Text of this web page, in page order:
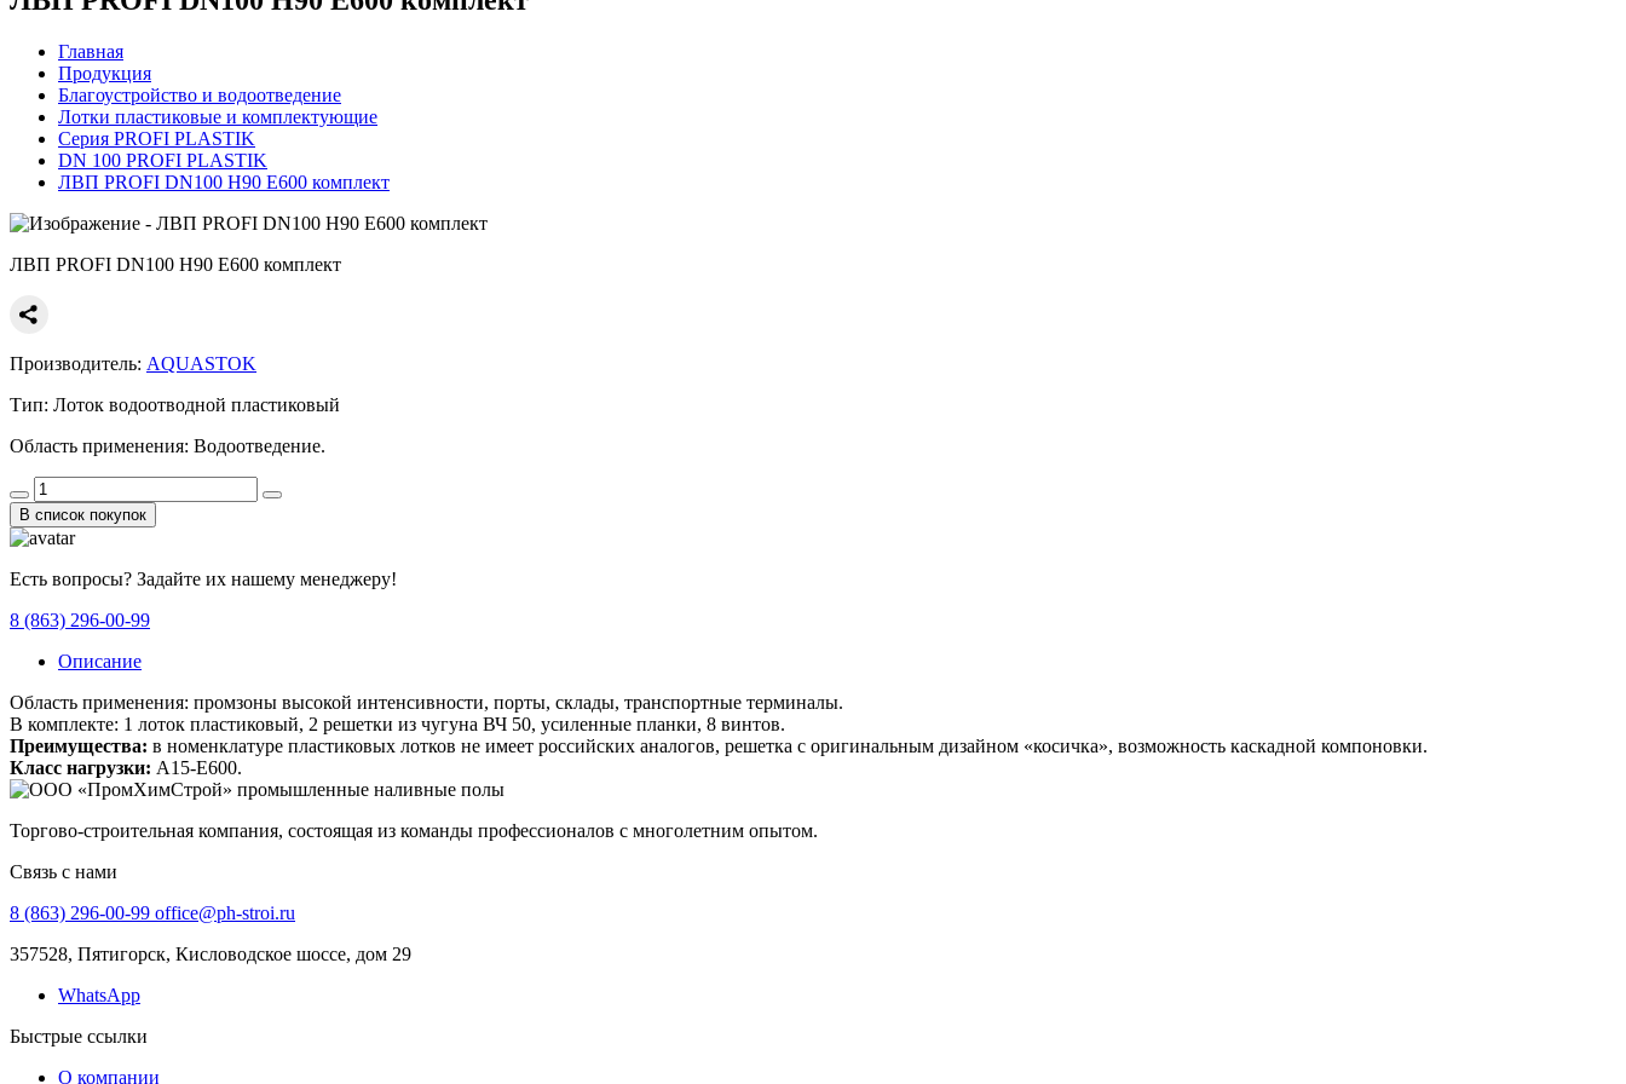
Главная
Продукция
Благоустройство и водоотведение
Лотки пластиковые и комплектующие
Серия PROFI PLASTIK
DN 100 PROFI PLASTIK
ЛВП PROFI DN100 H90 E600 комплект
ЛВП PROFI DN100 H90 E600 комплект
Производитель: AQUASTOK
Тип: Лоток водоотводной пластиковый
Область применения: Водоотведение.
В список покупок
Есть вопросы? Задайте их нашему менеджеру!
8 (863) 296-00-99
Описание
Область применения: промзоны высокой интенсивности, порты, склады, транспортные терминалы.
В комплекте: 1 лоток пластиковый, 2 решетки из чугуна ВЧ 50, усиленные планки, 8 винтов.
Преимущества: в номенклатуре пластиковых лотков не имеет российских аналогов, решетка с оригинальным дизайном «косичка», возможность каскадной компоновки.
Класс нагрузки: A15-Е600.
Торгово-строительная компания, состоящая из команды профессионалов с многолетним опытом.
Связь с нами
8 (863) 296-00-99 office@ph-stroi.ru
357528, Пятигорск, Кисловодское шоссе, дом 29
WhatsApp
Быстрые ссылки
О компании